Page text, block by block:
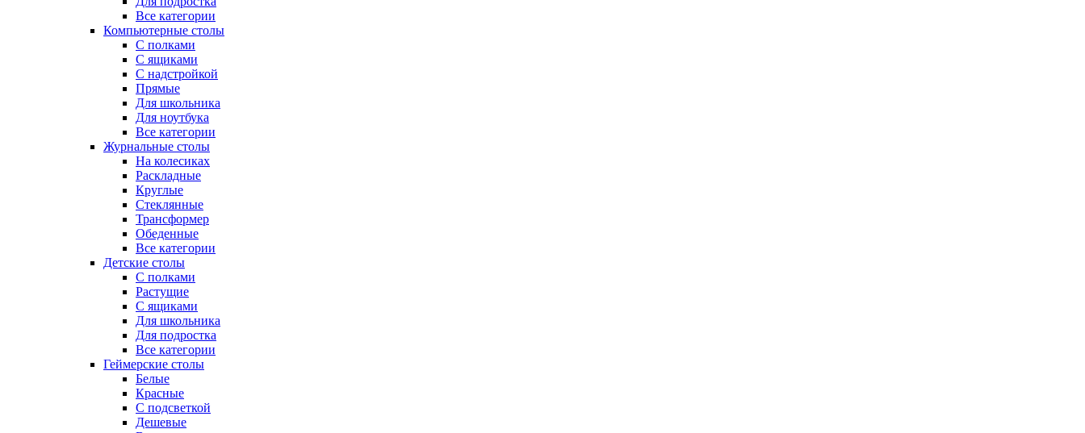
Все категории
Компьютерные столы
С полками
С ящиками
С надстройкой
Прямые
Для школьника
Для ноутбука
Все категории
Журнальные столы
На колесиках
Раскладные
Круглые
Стеклянные
Трансформер
Обеденные
Все категории
Детские столы
С полками
Растущие
С ящиками
Для школьника
Для подростка
Все категории
Геймерские столы
Белые
Красные
С подсветкой
Дешевые